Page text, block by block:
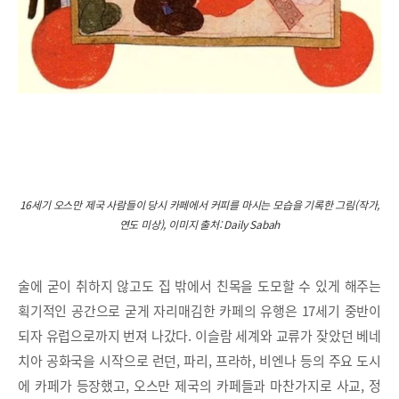
16세기 오스만 제국 사람들이 당시 카페에서 커피를 마시는 모습을 기록한 그림(작가,
연도 미상), 이미지 출처: Daily Sabah
술에 굳이 취하지 않고도 집 밖에서 친목을 도모할 수 있게 해주는
획기적인 공간으로 굳게 자리매김한 카페의 유행은 17세기 중반이
되자 유럽으로까지 번져 나갔다. 이슬람 세계와 교류가 잦았던 베네
치아 공화국을 시작으로 런던, 파리, 프라하, 비엔나 등의 주요 도시
에 카페가 등장했고, 오스만 제국의 카페들과 마찬가지로 사교, 정